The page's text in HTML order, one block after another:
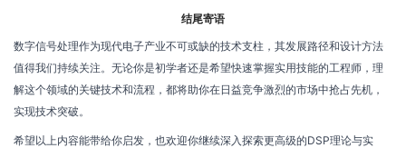
结尾寄语
数字信号处理作为现代电子产业不可或缺的技术支柱，其发展路径和设计方法
值得我们持续关注。无论你是初学者还是希望快速掌握实用技能的工程师，理
解这个领域的关键技术和流程，都将助你在日益竞争激烈的市场中抢占先机，
实现技术突破。
希望以上内容能带给你启发，也欢迎你继续深入探索更高级的DSP理论与实